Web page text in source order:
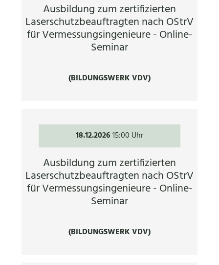
Ausbildung zum zertifizierten
Laserschutzbeauftragten nach OStrV
für Vermessungsingenieure - Online-
Seminar
(BILDUNGSWERK VDV)
18.12.202615:00 Uhr
Ausbildung zum zertifizierten
Laserschutzbeauftragten nach OStrV
für Vermessungsingenieure - Online-
Seminar
(BILDUNGSWERK VDV)